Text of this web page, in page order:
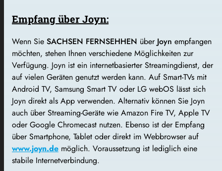
Empfang über Joyn:
Wenn Sie SACHSEN FERNSEHHEN über Joyn empfangen
möchten, stehen Ihnen verschiedene Möglichkeiten zur
Verfügung. Joyn ist ein internetbasierter Streamingdienst, der
auf vielen Geräten genutzt werden kann. Auf Smart-TVs mit
Android TV, Samsung Smart TV oder LG webOS lässt sich
Joyn direkt als App verwenden. Alternativ können Sie Joyn
auch über Streaming-Geräte wie Amazon Fire TV, Apple TV
oder Google Chromecast nutzen. Ebenso ist der Empfang
über Smartphone, Tablet oder direkt im Webbrowser auf
www.joyn.de möglich. Voraussetzung ist lediglich eine
stabile Internetverbindung.